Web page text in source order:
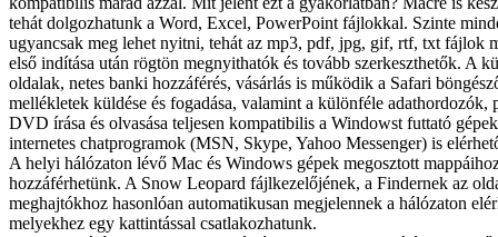
tehát dolgozhatunk a Word, Excel, PowerPoint fájlokkal. Szinte
ugyancsak meg lehet nyitni, tehát az mp3, pdf, jpg, gif, rtf, txt fájlok
első indítása után rögtön megnyithatók és tovább szerkeszthetők. A
oldalak, netes banki hozzáférés, vásárlás is működik a Safari
mellékletek küldése és fogadása, valamint a különféle adathordozók,
DVD írása és olvasása teljesen kompatibilis a Windowst futtató
internetes chatprogramok (MSN, Skype, Yahoo Messenger) is
A helyi hálózaton lévő Mac és Windows gépek megosztott
hozzáférhetünk. A Snow Leopard fájlkezelőjének, a Findernek az
meghajtókhoz hasonlóan automatikusan megjelennek a hálózaton
melyekhez egy kattintással csatlakozhatunk.